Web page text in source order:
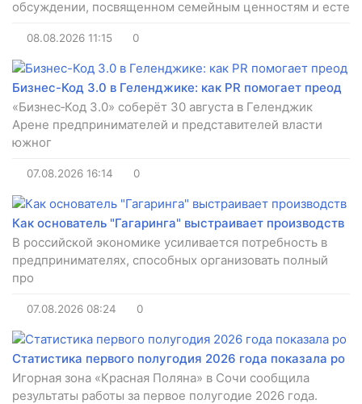
обсуждении, посвященном семейным ценностям и есте
08.08.2026 11:15 0
Бизнес-Код 3.0 в Геленджике: как PR помогает преод
«Бизнес‑Код 3.0» соберёт 30 августа в Геленджик
Арене предпринимателей и представителей власти
южног
07.08.2026 16:14 0
Как основатель "Гагаринга" выстраивает производств
В российской экономике усиливается потребность в
предпринимателях, способных организовать полный
про
07.08.2026 08:24 0
Статистика первого полугодия 2026 года показала ро
Игорная зона «Красная Поляна» в Сочи сообщила
результаты работы за первое полугодие 2026 года.